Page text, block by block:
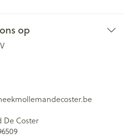
op
De Coster